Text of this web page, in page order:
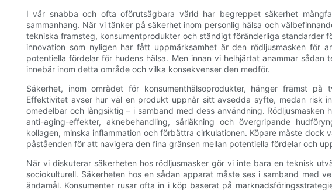
I vår snabba och ofta oförutsägbara värld har begreppet säkerhet
sammanhang. När vi tänker på säkerhet inom personlig hälsa och
tekniska framsteg, konsumentprodukter och ständigt föränderliga standarder
innovation som nyligen har fått uppmärksamhet är den rödljusmasken för
potentiella fördelar för hudens hälsa. Men innan vi helhjärtat anammar
innebär inom detta område och vilka konsekvenser den medför.
Säkerhet, inom området för konsumenthälsoprodukter, hänger främst
Effektivitet avser hur väl en produkt uppnår sitt avsedda syfte, medan risk
omedelbar och långsiktig – i samband med dess användning. Rödljusmasken
anti-aging-effekter, aknebehandling, sårläkning och övergripande
kollagen, minska inflammation och förbättra cirkulationen. Köpare måste dock
påståenden för att navigera den fina gränsen mellan potentiella fördelar och
När vi diskuterar säkerheten hos rödljusmasker gör vi inte bara en teknisk
sociokulturell. Säkerheten hos en sådan apparat måste ses i samband med
ändamål. Konsumenter rusar ofta in i köp baserat på